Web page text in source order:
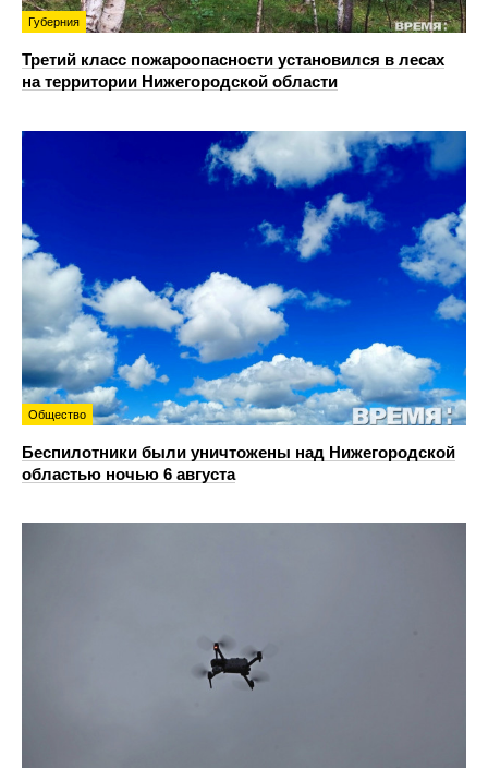
Губерния
Третий класс пожароопасности установился в лесах
на территории Нижегородской области
Общество
Беспилотники были уничтожены над Нижегородской
областью ночью 6 августа